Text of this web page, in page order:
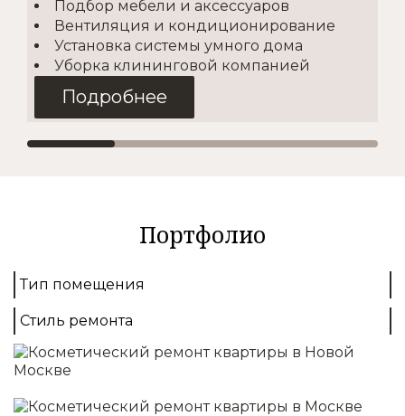
Подбор мебели и аксессуаров
Вентиляция и кондиционирование
Установка системы умного дома
Уборка клининговой компанией
Подробнее
Покупка материалов
Демонтаж
Монтаж полов
Отделка стен/потолков
Установка освещения
Подробнее
Портфолио
Тип помещения
Стиль ремонта